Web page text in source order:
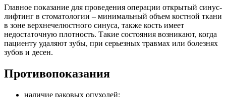
Главное показание для проведения операции открытый синус-
лифтинг в стоматологии – минимальный объем костной ткани
в зоне верхнечелюстного синуса, также кость имеет
недостаточную плотность. Такие состояния возникают, когда
пациенту удаляют зубы, при серьезных травмах или болезнях
зубов и десен.
Противопоказания
наличие раковых опухолей;